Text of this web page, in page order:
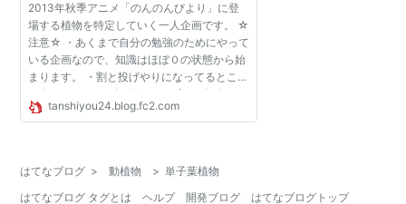
2013年秋季アニメ「のんのんびより」に登
場する植物を特定していく一人企画です。 ☆
注意☆ ・あくまで自分の勉強のためにやって
いる企画なので、知識はほぼ０の状態から始
まります。 ・割と投げやりになってるところ
が多いです。 まずは冒頭から 言わずと知れ
たオオイヌノフグリです。 コイツ自体にはな
tanshiyou24.blog.fc2.com
はてなブログ > 動植物 > 単子葉植物
はてなブログ タグとは
ヘルプ 開発ブログ はてなブログトップ